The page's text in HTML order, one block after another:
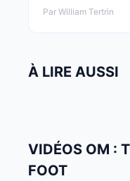
Par William Tertrin
À LIRE AUSSI
VIDÉOS OM :
FOOT